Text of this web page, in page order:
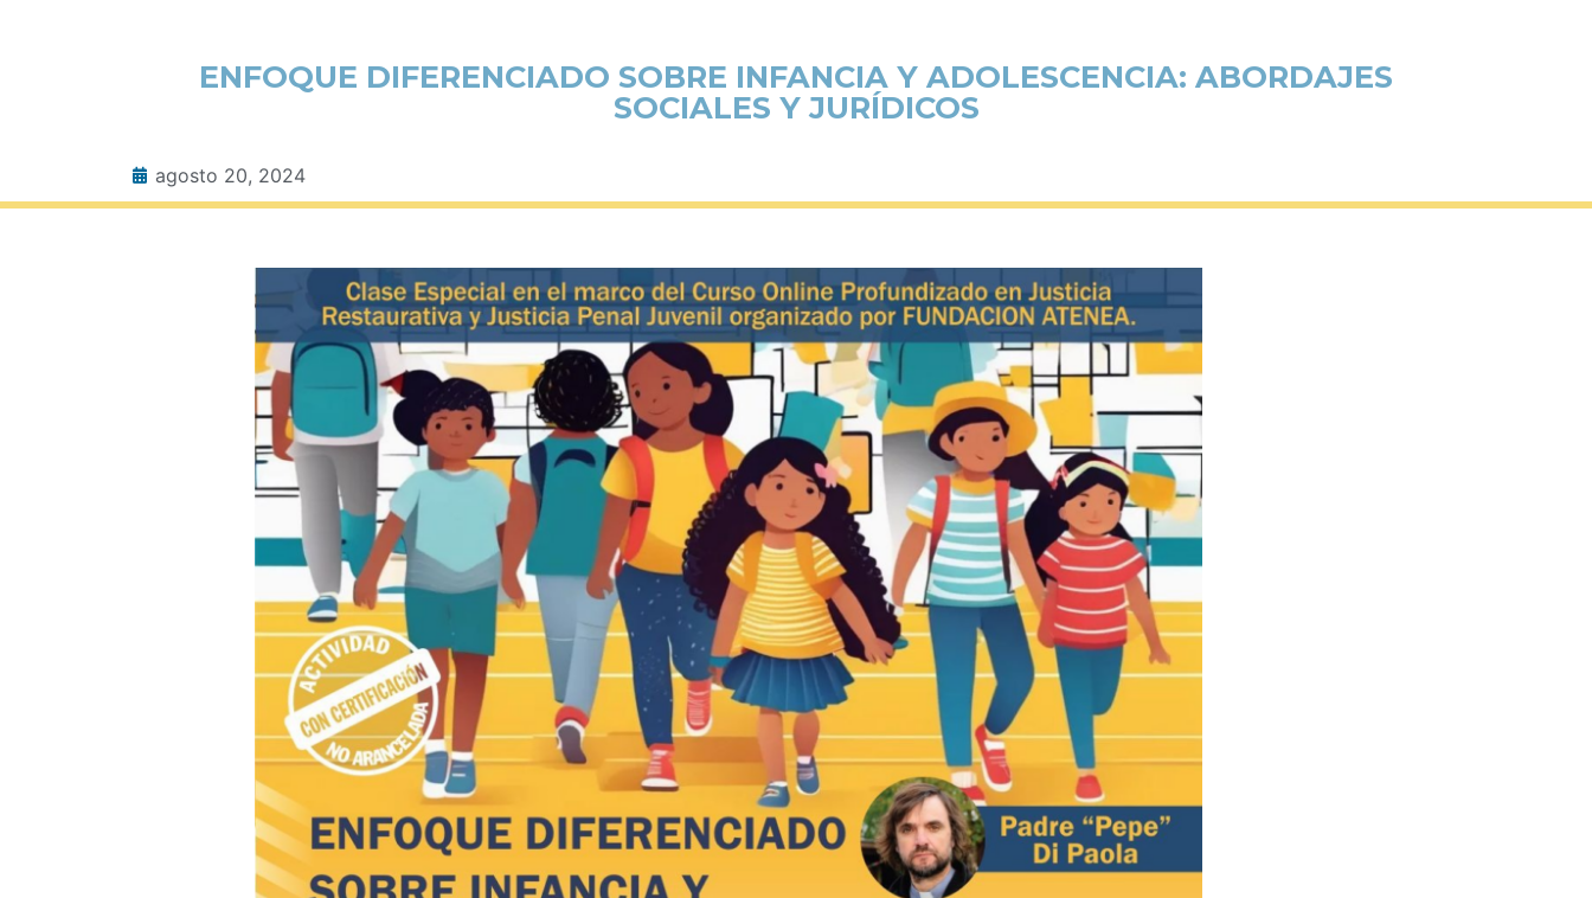
ENFOQUE DIFERENCIADO SOBRE INFANCIA Y ADOLESCENCIA: ABORDAJES
SOCIALES Y JURÍDICOS
agosto 20, 2024